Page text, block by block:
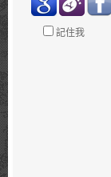
記住我